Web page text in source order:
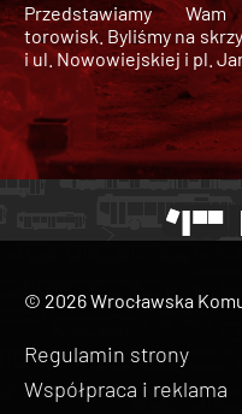
Przedstawiamy
torowisk. Byliśmy na
i ul. Nowowiejskiej i pl.
© 2026 Wrocławska
Regulamin strony
Współpraca i reklama